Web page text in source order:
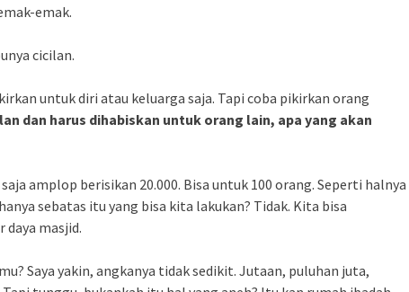
emak.
cicilan.
untuk diri atau keluarga saja. Tapi coba pikirkan orang
dan harus dihabiskan untuk orang lain, apa yang akan
amplop berisikan 20.000. Bisa untuk 100 orang. Seperti halnya
sebatas itu yang bisa kita lakukan? Tidak. Kita bisa
daya masjid.
Saya yakin, angkanya tidak sedikit. Jutaan, puluhan juta,